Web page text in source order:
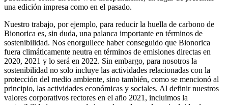
una edición impresa como en el pasado.
Nuestro trabajo, por ejemplo, para reducir la huella de carbono de
Bionorica es, sin duda, una palanca importante en términos de
sostenibilidad. Nos enorgullece haber conseguido que Bionorica
fuera climáticamente neutra en términos de emisiones directas en
2020, 2021 y lo será en 2022. Sin embargo, para nosotros la
sostenibilidad no solo incluye las actividades relacionadas con la
protección del medio ambiente, sino también, como se mencionó al
principio, las actividades económicas y sociales. Al definir nuestros
valores corporativos rectores en el año 2021, incluimos la